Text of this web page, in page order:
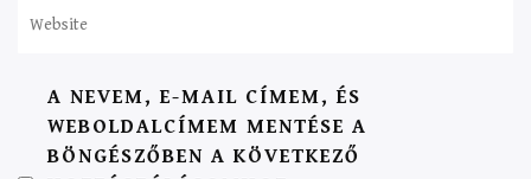
A NEVEM, E-MAIL CÍMEM, ÉS
WEBOLDALCÍMEM MENTÉSE A
BÖNGÉSZŐBEN A KÖVETKEZŐ